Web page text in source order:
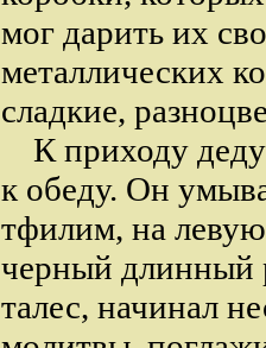
мог дарить их
металлических
сладкие,
К приходу
к обеду. Он
тфилим, на
черный длинный
талес, начинал